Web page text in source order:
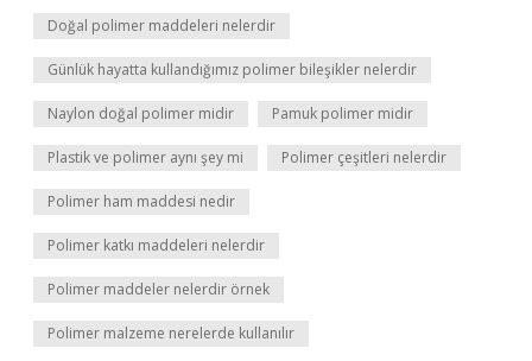
Doğal polimer maddeleri nelerdir
Günlük hayatta kullandığımız polimer bileşikler nelerdir
Naylon doğal polimer midir Pamuk polimer midir
Plastik ve polimer aynı şey mi Polimer çeşitleri nelerdir
Polimer ham maddesi nedir
Polimer katkı maddeleri nelerdir
Polimer maddeler nelerdir örnek
Polimer malzeme nerelerde kullanılır